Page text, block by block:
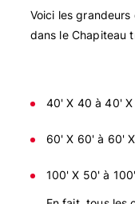
Voici les
dans le Chapiteau
40' X 40 à 40'
60' X 60' à 60'
100' X 50' à